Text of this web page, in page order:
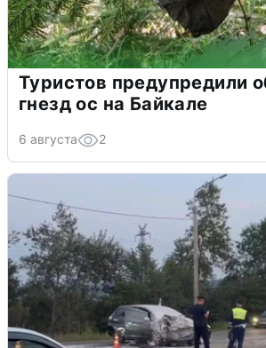
Туристов предупредили
гнезд ос на Байкале
6 августа 2